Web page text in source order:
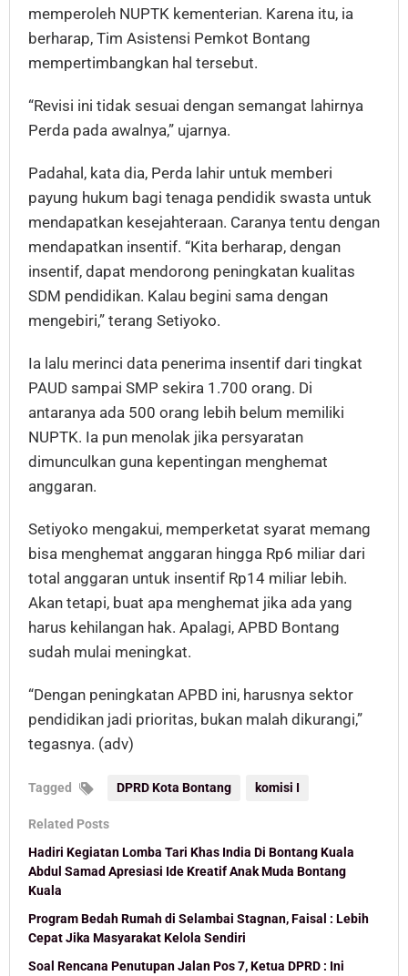
memperoleh NUPTK kementerian. Karena itu, ia
berharap, Tim Asistensi Pemkot Bontang
mempertimbangkan hal tersebut.
“Revisi ini tidak sesuai dengan semangat lahirnya
Perda pada awalnya,” ujarnya.
Padahal, kata dia, Perda lahir untuk memberi
payung hukum bagi tenaga pendidik swasta untuk
mendapatkan kesejahteraan. Caranya tentu dengan
mendapatkan insentif. “Kita berharap, dengan
insentif, dapat mendorong peningkatan kualitas
SDM pendidikan. Kalau begini sama dengan
mengebiri,” terang Setiyoko.
Ia lalu merinci data penerima insentif dari tingkat
PAUD sampai SMP sekira 1.700 orang. Di
antaranya ada 500 orang lebih belum memiliki
NUPTK. Ia pun menolak jika persyaratan
dimunculkan guna kepentingan menghemat
anggaran.
Setiyoko mengakui, memperketat syarat memang
bisa menghemat anggaran hingga Rp6 miliar dari
total anggaran untuk insentif Rp14 miliar lebih.
Akan tetapi, buat apa menghemat jika ada yang
harus kehilangan hak. Apalagi, APBD Bontang
sudah mulai meningkat.
“Dengan peningkatan APBD ini, harusnya sektor
pendidikan jadi prioritas, bukan malah dikurangi,”
tegasnya. (adv)
Tagged DPRD Kota Bontang komisi I
Related Posts
Hadiri Kegiatan Lomba Tari Khas India Di Bontang Kuala
Abdul Samad Apresiasi Ide Kreatif Anak Muda Bontang
Kuala
Program Bedah Rumah di Selambai Stagnan, Faisal : Lebih
Cepat Jika Masyarakat Kelola Sendiri
Soal Rencana Penutupan Jalan Pos 7, Ketua DPRD : Ini